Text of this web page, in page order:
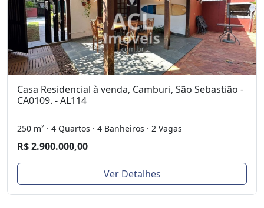
Casa Residencial à venda, Camburi, São Sebastião -
CA0109. - AL114
250 m² · 4 Quartos · 4 Banheiros · 2 Vagas
R$ 2.900.000,00
Ver Detalhes